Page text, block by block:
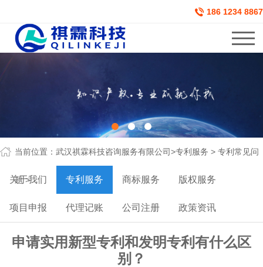
186 1234 8867
当前位置： 武汉祺霖科技咨询服务有限公司>专利服务 > 专利常见问
题>
关于我们 专利服务 商标服务 版权服务
项目申报 代理记账 公司注册 政策资讯
申请实用新型专利和发明专利有什么区
别？